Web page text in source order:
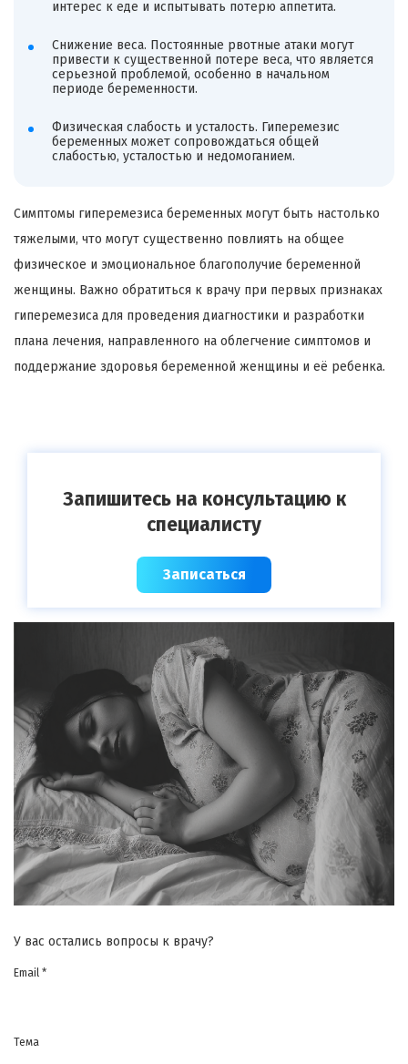
интерес к еде и испытывать потерю аппетита.
Снижение веса. Постоянные рвотные атаки могут
привести к существенной потере веса, что является
серьезной проблемой, особенно в начальном
периоде беременности.
Физическая слабость и усталость. Гиперемезис
беременных может сопровождаться общей
слабостью, усталостью и недомоганием.
Симптомы гиперемезиса беременных могут быть настолько
тяжелыми, что могут существенно повлиять на общее
физическое и эмоциональное благополучие беременной
женщины. Важно обратиться к врачу при первых признаках
гиперемезиса для проведения диагностики и разработки
плана лечения, направленного на облегчение симптомов и
поддержание здоровья беременной женщины и её ребенка.
Запишитесь на консультацию к
специалисту
Записаться
У вас остались вопросы к врачу?
Email *
Тема